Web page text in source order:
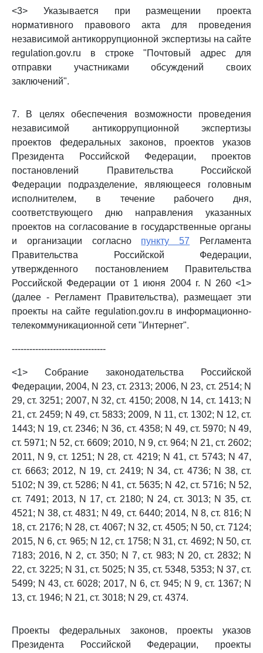
<3> Указывается при размещении проекта
нормативного правового акта для проведения
независимой антикоррупционной экспертизы на сайте
regulation.gov.ru в строке "Почтовый адрес для
отправки участниками обсуждений своих
заключений".
7. В целях обеспечения возможности проведения
независимой антикоррупционной экспертизы
проектов федеральных законов, проектов указов
Президента Российской Федерации, проектов
постановлений Правительства Российской
Федерации подразделение, являющееся головным
исполнителем, в течение рабочего дня,
соответствующего дню направления указанных
проектов на согласование в государственные органы
и организации согласно пункту 57 Регламента
Правительства Российской Федерации,
утвержденного постановлением Правительства
Российской Федерации от 1 июня 2004 г. N 260 <1>
(далее - Регламент Правительства), размещает эти
проекты на сайте regulation.gov.ru в информационно-
телекоммуникационной сети "Интернет".
--------------------------------
<1> Собрание законодательства Российской
Федерации, 2004, N 23, ст. 2313; 2006, N 23, ст. 2514; N
29, ст. 3251; 2007, N 32, ст. 4150; 2008, N 14, ст. 1413; N
21, ст. 2459; N 49, ст. 5833; 2009, N 11, ст. 1302; N 12, ст.
1443; N 19, ст. 2346; N 36, ст. 4358; N 49, ст. 5970; N 49,
ст. 5971; N 52, ст. 6609; 2010, N 9, ст. 964; N 21, ст. 2602;
2011, N 9, ст. 1251; N 28, ст. 4219; N 41, ст. 5743; N 47,
ст. 6663; 2012, N 19, ст. 2419; N 34, ст. 4736; N 38, ст.
5102; N 39, ст. 5286; N 41, ст. 5635; N 42, ст. 5716; N 52,
ст. 7491; 2013, N 17, ст. 2180; N 24, ст. 3013; N 35, ст.
4521; N 38, ст. 4831; N 49, ст. 6440; 2014, N 8, ст. 816; N
18, ст. 2176; N 28, ст. 4067; N 32, ст. 4505; N 50, ст. 7124;
2015, N 6, ст. 965; N 12, ст. 1758; N 31, ст. 4692; N 50, ст.
7183; 2016, N 2, ст. 350; N 7, ст. 983; N 20, ст. 2832; N
22, ст. 3225; N 31, ст. 5025; N 35, ст. 5348, 5353; N 37, ст.
5499; N 43, ст. 6028; 2017, N 6, ст. 945; N 9, ст. 1367; N
13, ст. 1946; N 21, ст. 3018; N 29, ст. 4374.
Проекты федеральных законов, проекты указов
Президента Российской Федерации, проекты